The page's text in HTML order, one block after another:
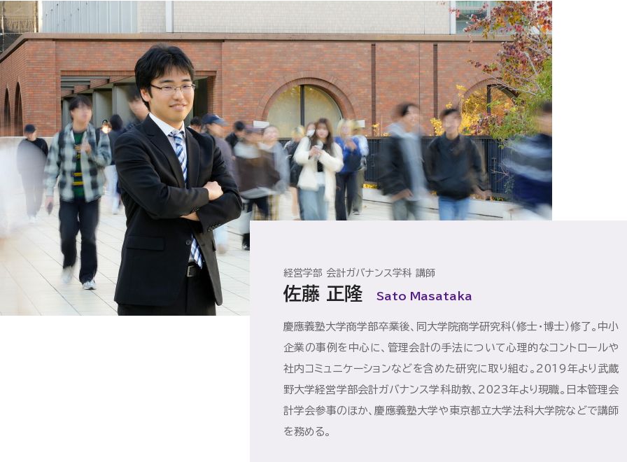
経営学部 会計ガバナンス学科 講師
佐藤 正隆 Sato Masataka
慶應義塾大学商学部卒業後、同大学院商学研究科（修士・博士）修了。中小
企業の事例を中心に、管理会計の手法について心理的なコントロールや
社内コミュニケーションなどを含めた研究に取り組む。2019年より武蔵
野大学経営学部会計ガバナンス学科助教、2023年より現職。日本管理会
計学会参事のほか、慶應義塾大学や東京都立大学法科大学院などで講師
を務める。